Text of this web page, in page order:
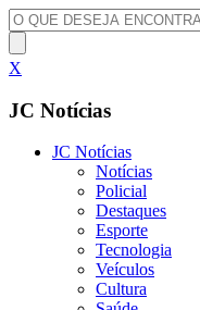
X
JC Notícias
JC Notícias
Notícias
Policial
Destaques
Esporte
Tecnologia
Veículos
Cultura